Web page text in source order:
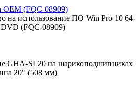
OEM (FQC-08909)
на использование ПО Win Pro 10 64-
(FQC-08909)
GHA-SL20 на шарикоподшипниках
20" (508 мм)